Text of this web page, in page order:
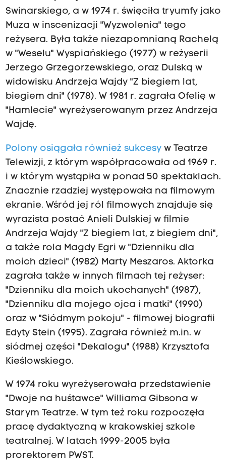
Swinarskiego, a w 1974 r. święciła tryumfy jako
Muza w inscenizacji "Wyzwolenia" tego
reżysera. Była także niezapomnianą Rachelą
w "Weselu" Wyspiańskiego (1977) w reżyserii
Jerzego Grzegorzewskiego, oraz Dulską w
widowisku Andrzeja Wajdy "Z biegiem lat,
biegiem dni" (1978). W 1981 r. zagrała Ofelię w
"Hamlecie" wyreżyserowanym przez Andrzeja
Wajdę.
Polony osiągała również sukcesyw Teatrze
Telewizji, z którym współpracowała od 1969 r.
i w którym wystąpiła w ponad 50 spektaklach.
Znacznie rzadziej występowała na filmowym
ekranie. Wśród jej ról filmowych znajduje się
wyrazista postać Anieli Dulskiej w filmie
Andrzeja Wajdy "Z biegiem lat, z biegiem dni",
a także rola Magdy Egri w "Dzienniku dla
moich dzieci" (1982) Marty Meszaros. Aktorka
zagrała także w innych filmach tej reżyser:
"Dzienniku dla moich ukochanych" (1987),
"Dzienniku dla mojego ojca i matki" (1990)
oraz w "Siódmym pokoju" - filmowej biografii
Edyty Stein (1995). Zagrała również m.in. w
siódmej części "Dekalogu" (1988) Krzysztofa
Kieślowskiego.
W 1974 roku wyreżyserowała przedstawienie
"Dwoje na huśtawce" Williama Gibsona w
Starym Teatrze. W tym też roku rozpoczęła
pracę dydaktyczną w krakowskiej szkole
teatralnej. W latach 1999-2005 była
prorektorem PWST.